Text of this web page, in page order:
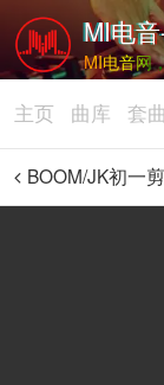
MI电
MI电音网
主页 曲库 套曲
BOOM/JK初一